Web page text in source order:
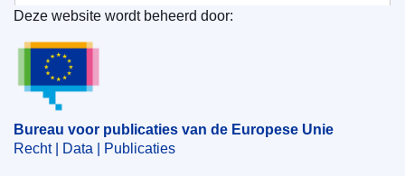
ECLI : ECLI:EU:C:2023:9
Bureau voor publicaties van de Europese Unie
Deze website wordt beheerd door:
Bureau voor publicaties van de Europese Unie
Recht | Data | Publicaties